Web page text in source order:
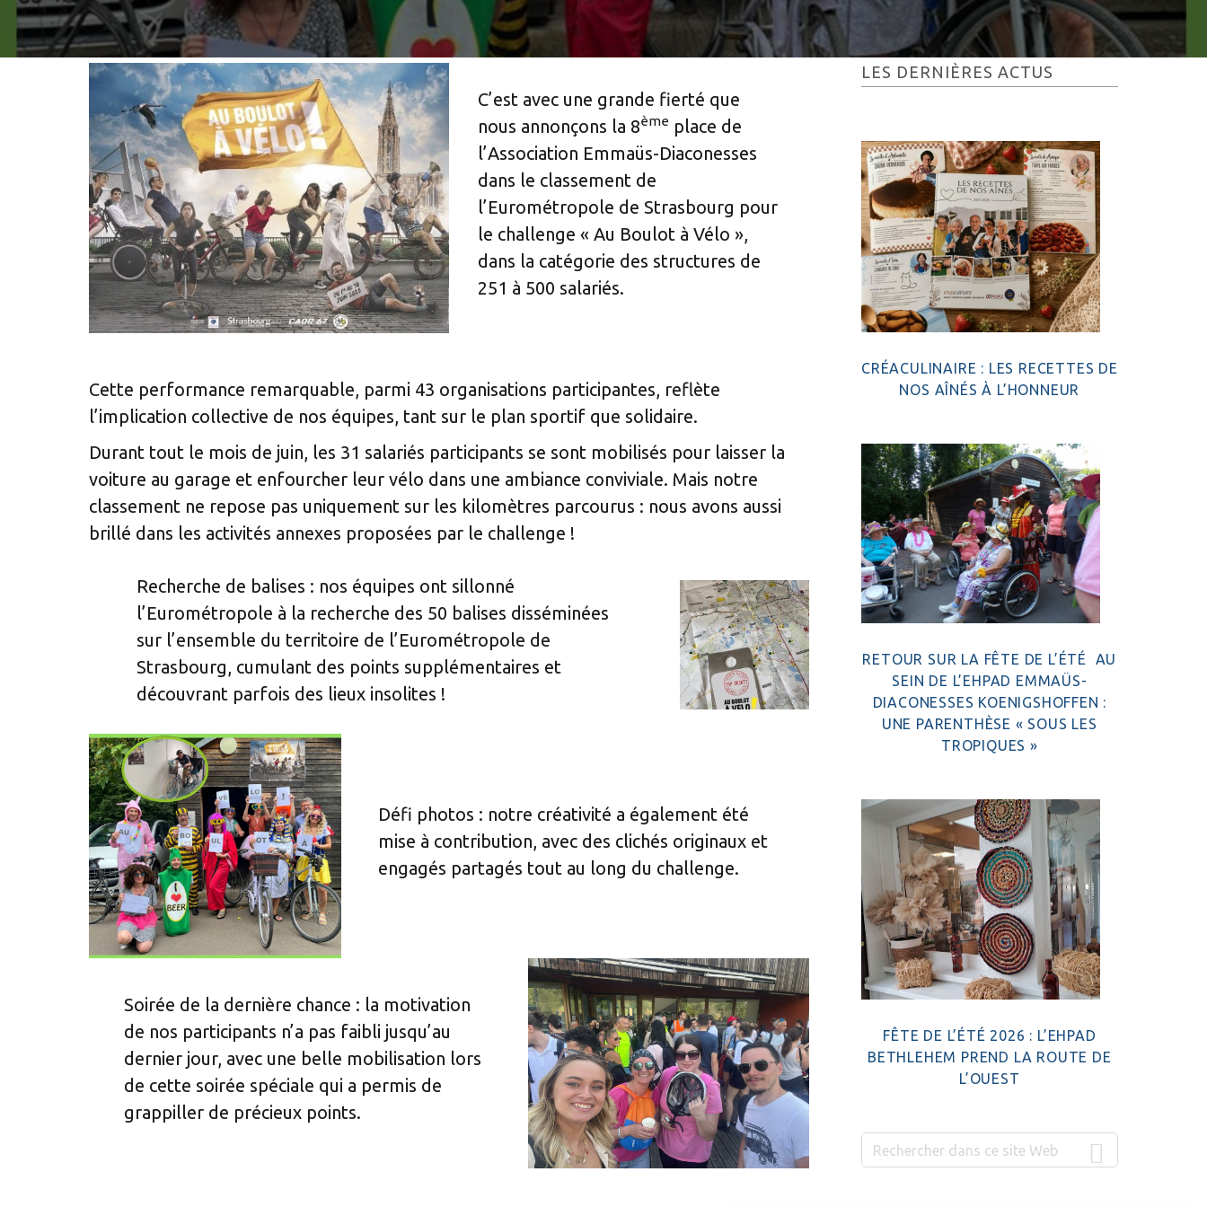
AUTONOMIE
BETHLEHEM
C’est avec une grande fierté que
nous annonçons la 8ème place de
l’Association Emmaüs-Diaconesses
dans le classement de
l’Eurométropole de Strasbourg pour
le challenge « Au Boulot à Vélo »,
dans la catégorie des structures de
251 à 500 salariés.
Cette performance remarquable, parmi 43 organisations participantes, reflète
l’implication collective de nos équipes, tant sur le plan sportif que solidaire.
Durant tout le mois de juin, les 31 salariés participants se sont mobilisés pour laisser la
voiture au garage et enfourcher leur vélo dans une ambiance conviviale. Mais notre
classement ne repose pas uniquement sur les kilomètres parcourus : nous avons aussi
brillé dans les activités annexes proposées par le challenge !
Recherche de balises : nos équipes ont sillonné
l’Eurométropole à la recherche des 50 balises disséminées
sur l’ensemble du territoire de l’Eurométropole de
Strasbourg, cumulant des points supplémentaires et
découvrant parfois des lieux insolites !
Défi photos : notre créativité a également été
mise à contribution, avec des clichés originaux et
engagés partagés tout au long du challenge.
Soirée de la dernière chance : la motivation
de nos participants n’a pas faibli jusqu’au
dernier jour, avec une belle mobilisation lors
de cette soirée spéciale qui a permis de
grappiller de précieux points.
Barre
latérale
principale
LES DERNIÈRES ACTUS
CRÉACULINAIRE : LES RECETTES DE
NOS AÎNÉS À L’HONNEUR
RETOUR SUR LA FÊTE DE L’ÉTÉ AU
SEIN DE L’EHPAD EMMAÜS-
DIACONESSES KOENIGSHOFFEN :
UNE PARENTHÈSE « SOUS LES
TROPIQUES »
FÊTE DE L’ÉTÉ 2026 : L’EHPAD
BETHLEHEM PREND LA ROUTE DE
L’OUEST
Rechercher
dans